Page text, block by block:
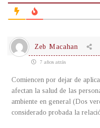
Zeb Macahan
7 años atrás
Comiencen por dejar de
afectan la salud de las
ambiente en general (Dos
considerado probada la